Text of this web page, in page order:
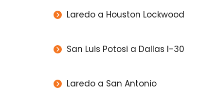
Laredo a Houston Lockwood
San Luis Potosi a Dallas I-30
Laredo a San Antonio